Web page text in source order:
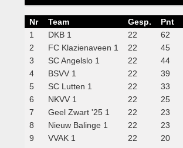
Nr Team Gesp. Pnt
1
DKB 1 22 62
2
FC Klazienaveen 1 22 45
3
SC Angelslo 1 22 44
4
BSVV 1 22 39
5
SC Lutten 1 22 33
6
NKVV 1 22 25
7
Geel Zwart '25 1 22 23
8
Nieuw Balinge 1 22 23
9
VVAK 1 22 20